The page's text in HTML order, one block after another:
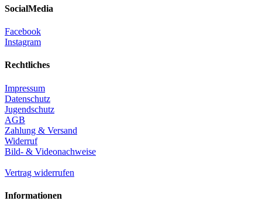
SocialMedia
Facebook
Instagram
Rechtliches
Impressum
Datenschutz
Jugendschutz
AGB
Zahlung & Versand
Widerruf
Bild- & Videonachweise
Vertrag widerrufen
Informationen